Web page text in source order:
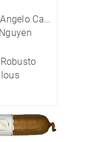
Humidor na doutníky Angelo Carbon Optik M 920054